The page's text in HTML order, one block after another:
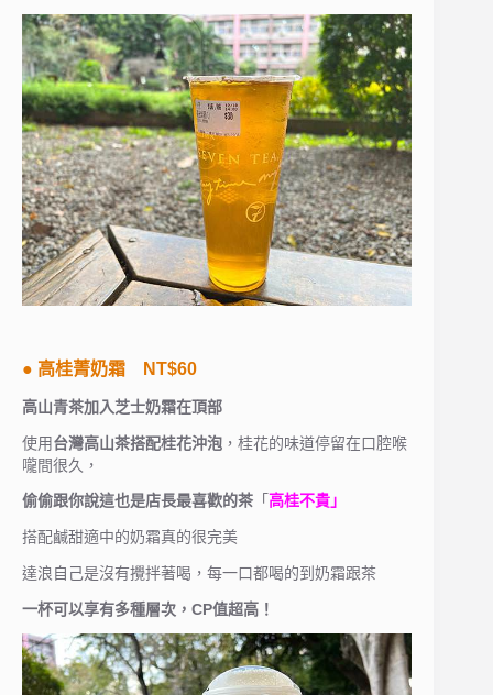
● 高桂菁奶霜 NT$60
高山青茶加入芝士奶霜在頂部
使用台灣高山茶搭配桂花沖泡 ，桂花的味道停留在口腔喉
嚨間很久，
偷偷跟你說這也是店長最喜歡的茶 「 高桂不貴」
搭配鹹甜適中的奶霜真的很完美
達浪自己是沒有攪拌著喝，每一口都喝的到奶霜跟茶
一杯可以享有多種層次，CP值超高！